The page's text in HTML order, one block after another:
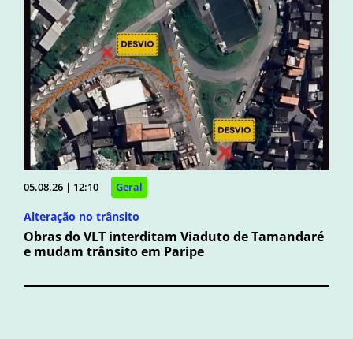
05.08.26 | 12:10 Geral
Alteração no trânsito
Obras do VLT interditam Viaduto de Tamandaré
e mudam trânsito em Paripe